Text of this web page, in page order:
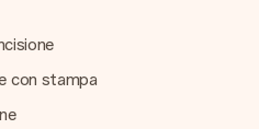
con stampa